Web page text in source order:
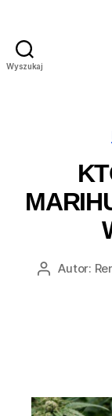
Wyszukaj
AutorAutor: